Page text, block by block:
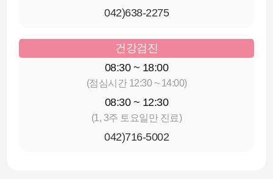
042)638-2275
건강검진
08:30 ~ 18:00
(점심시간 12:30 ~ 14:00)
08:30 ~ 12:30
(1, 3주 토요일만 진료)
042)716-5002